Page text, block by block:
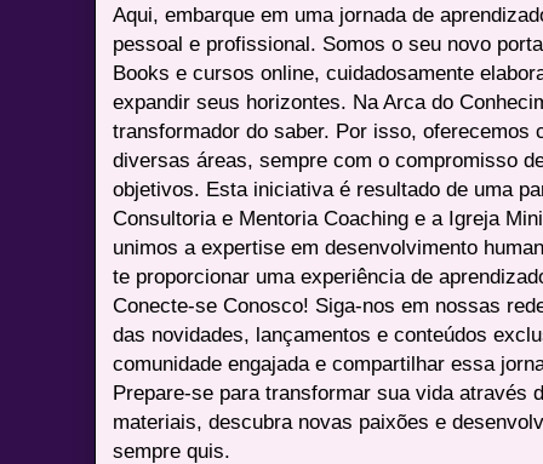
Aqui, embarque em uma jornada de
pessoal e profissional. Somos o seu novo
Books e cursos online, cuidadosamente
expandir seus horizontes. Na Arca do
transformador do saber. Por isso, oferecemos
diversas áreas, sempre com o compromisso
objetivos. Esta iniciativa é resultado de uma
Consultoria e Mentoria Coaching e a Igreja
unimos a expertise em desenvolvimento
te proporcionar uma experiência de
Conecte-se Conosco! Siga-nos em nossas
das novidades, lançamentos e conteúdos
comunidade engajada e compartilhar essa
Prepare-se para transformar sua vida através
materiais, descubra novas paixões e
sempre quis.